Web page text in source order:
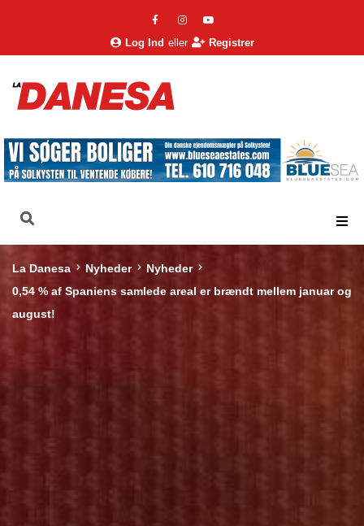
Log Ind eller Registrer
La Danesa Nyheder
Nyheder
0,54 % af Spaniens samlede areal er brændt mellem januar og
august!